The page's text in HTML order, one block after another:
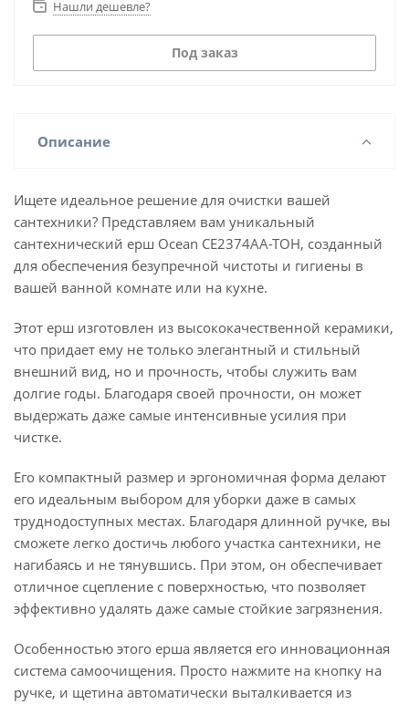
Нашли дешевле?
Под заказ
Описание
Ищете идеальное решение для очистки вашей
сантехники? Представляем вам уникальный
сантехнический ерш Ocean CE2374AA-TOH, созданный
для обеспечения безупречной чистоты и гигиены в
вашей ванной комнате или на кухне.
Этот ерш изготовлен из высококачественной керамики,
что придает ему не только элегантный и стильный
внешний вид, но и прочность, чтобы служить вам
долгие годы. Благодаря своей прочности, он может
выдержать даже самые интенсивные усилия при
чистке.
Его компактный размер и эргономичная форма делают
его идеальным выбором для уборки даже в самых
труднодоступных местах. Благодаря длинной ручке, вы
сможете легко достичь любого участка сантехники, не
нагибаясь и не тянувшись. При этом, он обеспечивает
отличное сцепление с поверхностью, что позволяет
эффективно удалять даже самые стойкие загрязнения.
Особенностью этого ерша является его инновационная
система самоочищения. Просто нажмите на кнопку на
ручке, и щетина автоматически выталкивается из